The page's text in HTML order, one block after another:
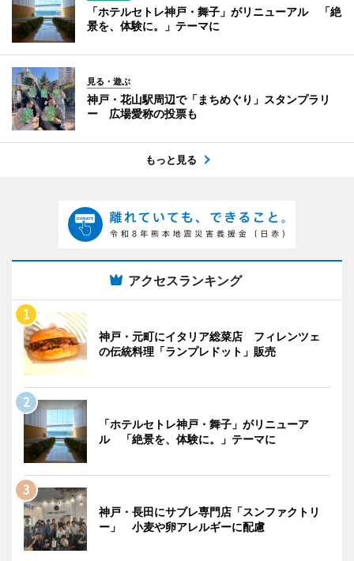
「ホテルセトレ神戸・舞子」がリニューアル 「絶
景を、体験に。」テーマに
見る・遊ぶ
神戸・花山駅周辺で「まちめぐり」スタンプラリ
ー 広場愛称の投票も
もっと見る
アクセスランキング
神戸・元町にイタリア総菜店 フィレンツェ
の伝統料理「ランプレドット」販売
「ホテルセトレ神戸・舞子」がリニューア
ル 「絶景を、体験に。」テーマに
神戸・長田にサブレ専門店「スンファクトリ
ー」 小麦や卵アレルギーに配慮